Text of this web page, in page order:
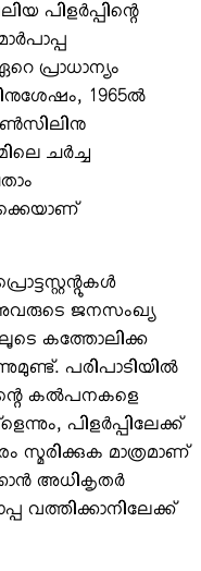
പിളര്‍പ്പിന്റെ
പ്രാധാന്യം
1965ല്‍
ചര്‍ച്ച
ജനസംഖ്യ
കത്തോലിക്ക
പരിപാടിയില്‍
കല്‍പനകളെ
പിളര്‍പ്പിലേക്ക്
സ്മരിക്കുക മാത്രമാണ്
അധികൃതര്‍
വത്തിക്കാനിലേക്ക്